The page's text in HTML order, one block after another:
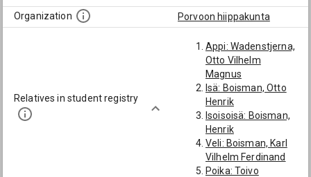
Organization
Porvoon hiippakunta
Relatives in student registry
Appi: Wadenstjerna,
Otto Vilhelm
Magnus
Isä: Boisman, Otto
Henrik
Isoisoisä: Boisman,
Henrik
Veli: Boisman, Karl
Vilhelm Ferdinand
Poika: Toivo